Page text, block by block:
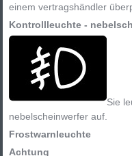
einem vertragshändler
Kontrollleuchte -
Sie
nebelscheinwerfer auf.
Frostwarnleuchte
Achtung